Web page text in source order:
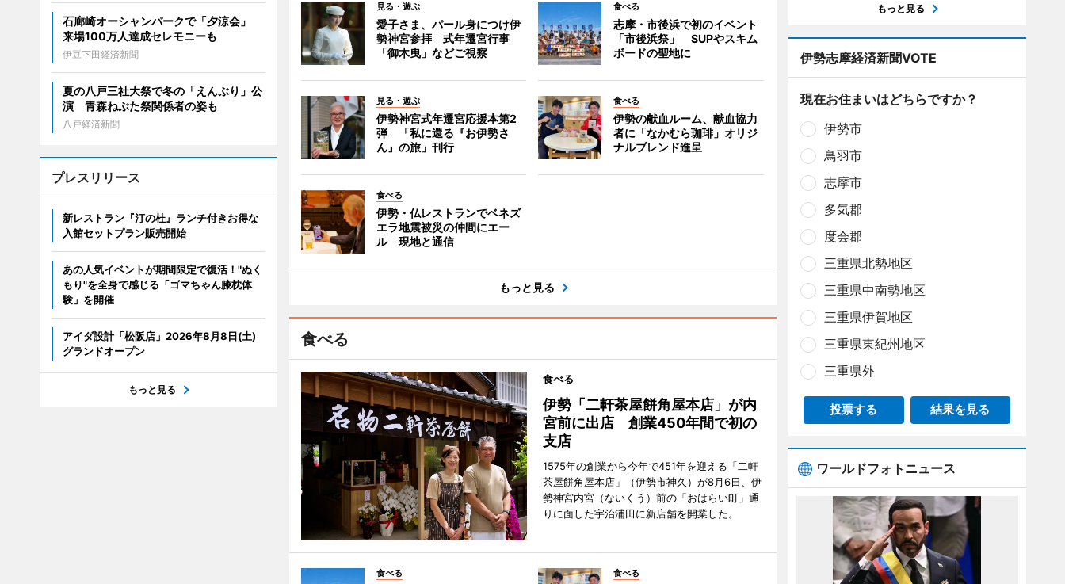
見る・遊ぶ
愛子さま、パール身につけ伊
勢神宮参拝 式年遷宮行事
「御木曳」などご視察
食べる
志摩・市後浜で初のイベント
「市後浜祭」 SUPやスキム
ボードの聖地に
見る・遊ぶ
伊勢神宮式年遷宮応援本第2
弾 「私に還る『お伊勢さ
ん』の旅」刊行
食べる
伊勢の献血ルーム、献血協力
者に「なかむら珈琲」オリジ
ナルブレンド進呈
食べる
伊勢・仏レストランでベネズ
エラ地震被災の仲間にエー
ル 現地と通信
もっと見る
食べる
食べる
伊勢「二軒茶屋餅角屋本店」が内
宮前に出店 創業450年間で初の
支店
1575年の創業から今年で451年を迎える「二軒
茶屋餅角屋本店」（伊勢市神久）が8月6日、伊
勢神宮内宮（ないくう）前の「おはらい町」通
りに面した宇治浦田に新店舗を開業した。
食べる 食べる
石廊崎オーシャンパークで「夕涼会」
来場100万人達成セレモニーも
伊豆下田経済新聞
夏の八戸三社大祭で冬の「えんぶり」公
演 青森ねぶた祭関係者の姿も
八戸経済新聞
プレスリリース
新レストラン『汀の杜』ランチ付きお得な
入館セットプラン販売開始
あの人気イベントが期間限定で復活！"ぬく
もり"を全身で感じる「ゴマちゃん膝枕体
験」を開催
アイダ設計「松阪店」2026年8月8日(土)
グランドオープン
もっと見る
もっと見る
伊勢志摩経済新聞VOTE
現在お住まいはどちらですか？
伊勢市
鳥羽市
志摩市
多気郡
度会郡
三重県北勢地区
三重県中南勢地区
三重県伊賀地区
三重県東紀州地区
三重県外
投票する 結果を見る
ワールドフォトニュース